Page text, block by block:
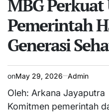
MBG Perkuat
Pemerintah
Generasi
onMay 29, 2026 Admin
Oleh: Arkana Jayaputra
Komitmen pemerintah